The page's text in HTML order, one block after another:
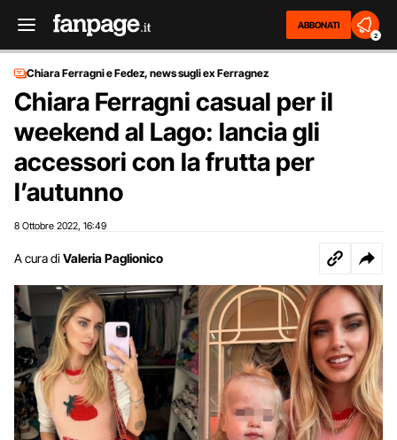
ABBONATI
2
Chiara Ferragni e Fedez, news sugli ex Ferragnez
Chiara Ferragni casual per il
weekend al Lago: lancia gli
accessori con la frutta per
l’autunno
8 Ottobre 2022 16:49
A cura di Valeria Paglionico